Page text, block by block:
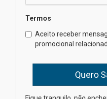
obra
Termos
Aceito receber
promocional